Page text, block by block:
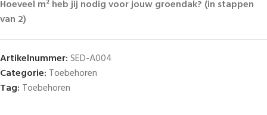
Hoeveel m² heb jij nodig voor jouw groendak? (in stappen
van 2)
Artikelnummer:SED-A004
Categorie: Toebehoren
Tag: Toebehoren